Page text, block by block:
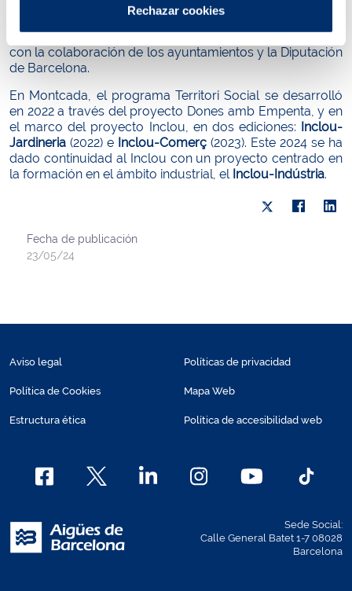
Rechazar cookies
Social en Sant Boi de Llobregat y Montcada i Reixac, en
Santa Coloma de Gramenet y L’Hospitalet de Llobregat,
con la colaboración de los ayuntamientos y la Diputación
de Barcelona.
En Montcada, el programa Territori Social se desarrolló
en 2022 a través del proyecto Dones amb Empenta, y en
el marco del proyecto Inclou, en dos ediciones: Inclou-
Jardineria (2022) e Inclou-Comerç (2023). Este 2024 se ha
dado continuidad al Inclou con un proyecto centrado en
la formación en el ámbito industrial, el Inclou-Indústria.
Fecha de publicación
23/05/24
Aviso legal
Política de Cookies
Estructura ética
Políticas de privacidad
Mapa Web
Política de accesibilidad web
Sede Social:
Calle General Batet 1-7 08028
Barcelona